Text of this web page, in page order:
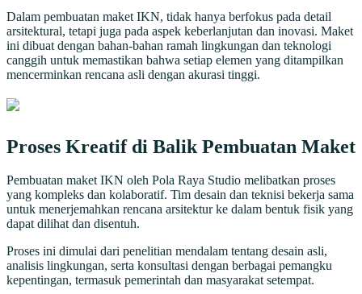
Dalam pembuatan maket IKN, tidak hanya berfokus pada detail
arsitektural, tetapi juga pada aspek keberlanjutan dan inovasi. Maket
ini dibuat dengan bahan-bahan ramah lingkungan dan teknologi
canggih untuk memastikan bahwa setiap elemen yang ditampilkan
mencerminkan rencana asli dengan akurasi tinggi.
Proses Kreatif di Balik Pembuatan Maket
Pembuatan maket IKN oleh Pola Raya Studio melibatkan proses
yang kompleks dan kolaboratif. Tim desain dan teknisi bekerja sama
untuk menerjemahkan rencana arsitektur ke dalam bentuk fisik yang
dapat dilihat dan disentuh.
Proses ini dimulai dari penelitian mendalam tentang desain asli,
analisis lingkungan, serta konsultasi dengan berbagai pemangku
kepentingan, termasuk pemerintah dan masyarakat setempat.